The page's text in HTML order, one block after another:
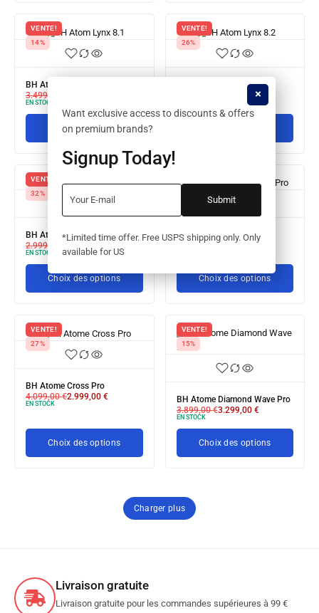
VENTE!
14%
BH Atom Lynx 8.1
3.499,00
EN STOCK
Choix des options
VENTE!
26%
€
VENTE!
32%
BH Atom Pro
2.999,00
2.049,00
EN STOCK
Choix des options
BH Atome city wave Pro
3.799,00
€2.999,00 €
Choix des options
VENTE!
27%
BH Atome Cross Pro
4.099,00€2.999,00 €
EN STOCK
Choix des options
VENTE!
15%
BH Atome Diamond Wave Pro
3.899,00€3.299,00 €
EN STOCK
Choix des options
Charger plus
Livraison gratuite
Livraison gratuite pour les commandes supérieures à 99 €
Want exclusive access to discounts & offers
on premium brands?
Signup Today!
*Limited time offer. Free USPS shipping only. Only
available for US